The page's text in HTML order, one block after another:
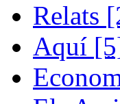
Relats
Aquí